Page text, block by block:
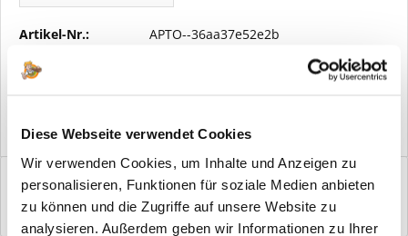
Diese Webseite verwendet Cookies
Wir verwenden Cookies, um Inhalte und Anzeigen zu
personalisieren, Funktionen für soziale Medien anbieten
zu können und die Zugriffe auf unsere Website zu
analysieren. Außerdem geben wir Informationen zu Ihrer
Artikel-Nr.: APTO--36aa37e52e2b
Vorteile
Windfangelemente online am Bildschirm konfigurieren und
einbaufertig bestellen. In wenigen...